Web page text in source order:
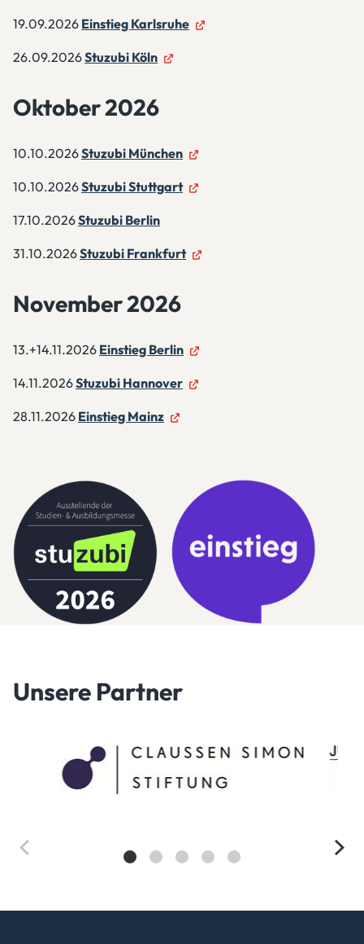
19.09.2026 Einstieg Karlsruhe
26.09.2026Stuzubi Köln
Oktober 2026
10.10.2026Stuzubi München
10.10.2026Stuzubi Stuttgart
17.10.2026Stuzubi Berlin
31.10.2026Stuzubi Frankfurt
November 2026
13.+14.11.2026 Einstieg Berlin
14.11.2026Stuzubi Hannover
28.11.2026 Einstieg Mainz
Unsere Partner